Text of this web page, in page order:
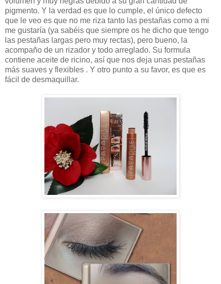
pigmento. Y la verdad es que lo cumple, el único defecto
que le veo es que no me riza tanto las pestañas como a mi
me gustaría (ya sabéis que siempre os he dicho que tengo
las pestañas largas pero muy rectas), pero bueno, la
acompaño de un rizador y todo arreglado. Su formula
contiene aceite de ricino, así que nos deja unas pestañas
más suaves y flexibles . Y otro punto a su favor, es que es
fácil de desmaquillar.